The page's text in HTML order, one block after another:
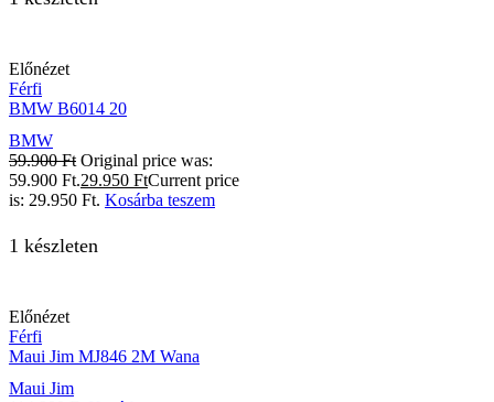
Előnézet
Férfi
BMW B6014 20
BMW
59.900Ft Original price was:
59.900 Ft.29.950 FtCurrent price
is: 29.950 Ft. Kosárba teszem
1 készleten
Előnézet
Férfi
Maui Jim MJ846 2M Wana
Maui Jim